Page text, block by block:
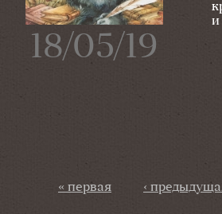
18/05/19
и
« первая ‹